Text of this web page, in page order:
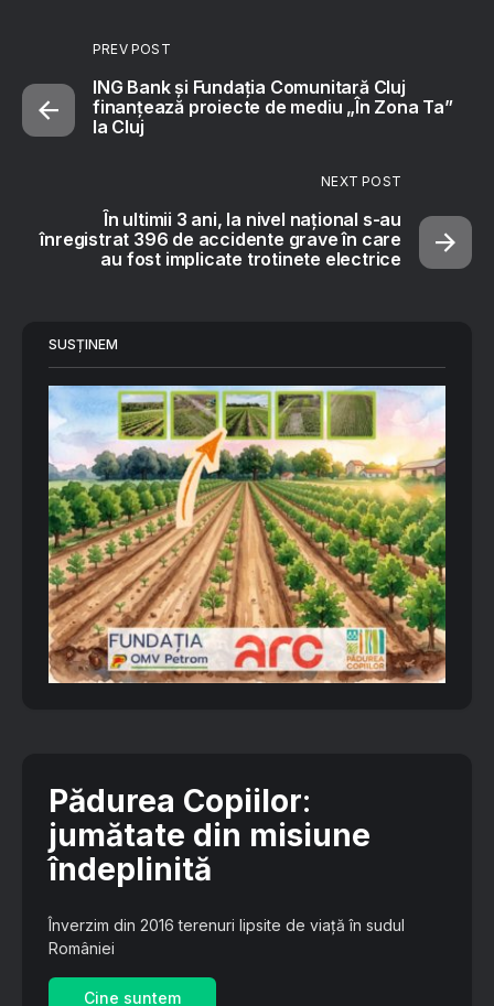
PREV POST
ING Bank și Fundația Comunitară Cluj
finanțează proiecte de mediu „În Zona Ta”
la Cluj
NEXT POST
În ultimii 3 ani, la nivel național s-au
înregistrat 396 de accidente grave în care
au fost implicate trotinete electrice
SUSȚINEM
Pădurea Copiilor:
jumătate din misiune
îndeplinită
Înverzim din 2016 terenuri lipsite de viață în sudul
României
Cine suntem